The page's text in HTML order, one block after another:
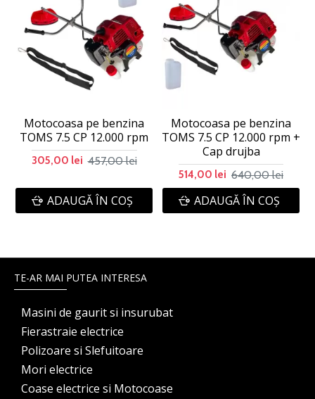
Motocoasa pe benzina
TOMS 7.5 CP 12.000 rpm
305,00 lei 457,00 lei
ADAUGĂ ÎN COŞ
Motocoasa pe benzina
TOMS 7.5 CP 12.000 rpm +
Cap drujba
514,00 lei 640,00 lei
ADAUGĂ ÎN COŞ
TE-AR MAI PUTEA INTERESA
Masini de gaurit si insurubat
Fierastraie electrice
Polizoare si Slefuitoare
Mori electrice
Coase electrice si Motocoase